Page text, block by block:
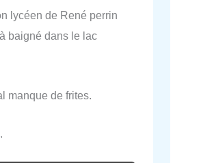
lycéen de René perrin
baigné dans le lac
manque de frites.